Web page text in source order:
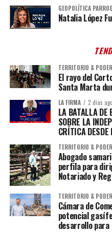
GEOPOLÍTICA
Natalia López
TERRITORIO & PODER
El rayo del
Santa Marta
LA FIRMA 2 días ago
LA BATALLA DE
SOBRE LA
CRÍTICA
TERRITORIO & PODER
Abogado
perfila para
Notariado y
TERRITORIO & PODER
Cámara de
potencial
desarrollo para